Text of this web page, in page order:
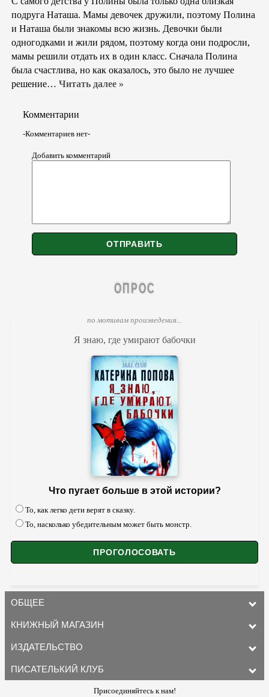
подруга Наташа. Мамы девочек дружили, поэтому Полина
и Наташа были знакомы всю жизнь. Девочки были
одногодками и жили рядом, поэтому когда они подросли,
мамы решили отдать их в один класс. Сначала Полина
была счастлива, но как оказалось, это было не лучшее
решение… Читать далее »
Комментарии
-Комментариев нет-
Добавить комментарий
ОПРОС
по мотивам произведения...
Я знаю, где умирают бабочки
Что пугает больше в этой истории?
То, как легко дети верят в сказку.
То, насколько убедительным может быть монстр.
ОБЩЕЕ
КНИЖНЫЙ МАГАЗИН
ИЗДАТЕЛЬСТВО
ПИСАТЕЛЬКИЙ КЛУБ
Присоединяйтесь к нам!